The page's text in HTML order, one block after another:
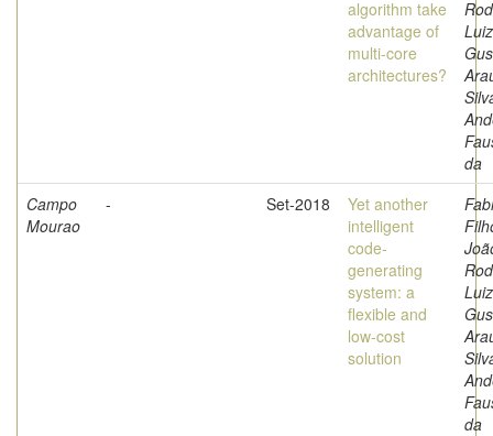
algorithm take
advantage of
multi-core
architectures?
Luiz
da
Campo
Mourao
- Set-2018
Yet another
intelligent
code-
generating
system: a
flexible and
low-cost
solution
Luiz
da